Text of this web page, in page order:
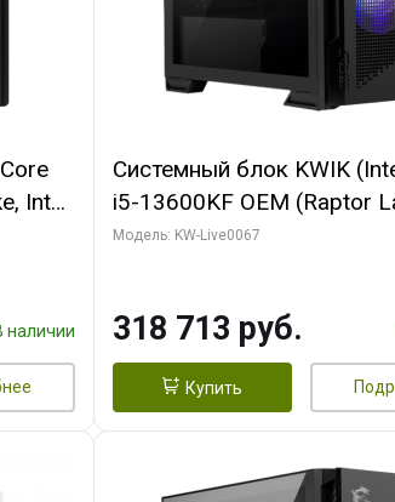
Intel
наличии
Системный блок KWIK
i5-13600KF OEM (Raptor
7, C14 8EC/6PC/ 64 ГБ
SSD)
Модель: KW-Live0067
318 713 руб.
Купить